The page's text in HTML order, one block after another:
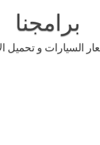
برامجنا
السيارات و تحميل